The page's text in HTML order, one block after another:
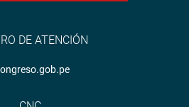
DE ATENCIÓN